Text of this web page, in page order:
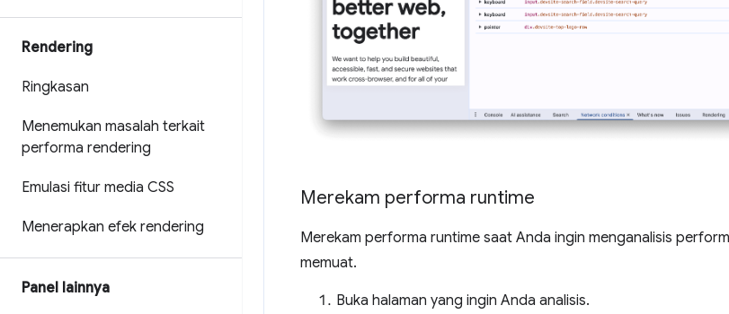
Rendering
Ringkasan
Menemukan masalah terkait
performa rendering
Emulasi fitur media CSS
Menerapkan efek rendering
Panel lainnya
Merekam performa runtime
Merekam performa runtime saat Anda ingin menganalisis
memuat.
Buka halaman yang ingin Anda analisis.